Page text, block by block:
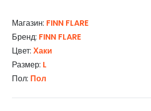
Магазин: FINN FLARE
Бренд: FINN FLARE
Цвет: Хаки
Размер: L
Пол: Пол